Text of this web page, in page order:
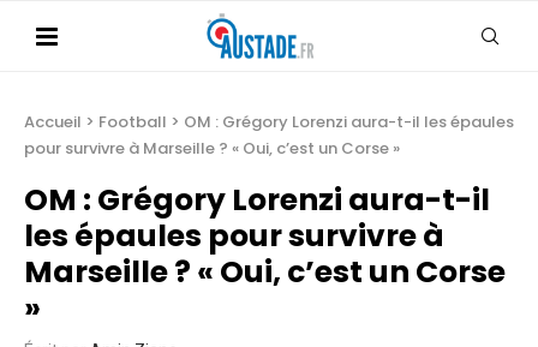
Accueil > Football > OM : Grégory Lorenzi aura-t-il les épaules
pour survivre à Marseille ? « Oui, c’est un Corse »
OM : Grégory Lorenzi aura-t-il
les épaules pour survivre à
Marseille ? « Oui, c’est un Corse
»